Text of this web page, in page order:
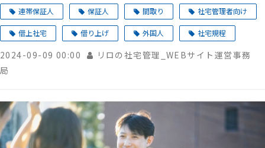
連帯保証人 保証人 間取り 社宅管理者向け
借上社宅 借り上げ 外国人 社宅規程
2024-09-09 00:00
リロの社宅管理_WEBサイト運営事務
局